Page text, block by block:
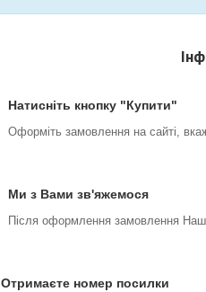
Натисніть кнопку "Купити"
Оформіть замовлення на сайті,
Ми з Вами зв'яжемося
Після оформлення замовлення
Отримаєте номер посилки